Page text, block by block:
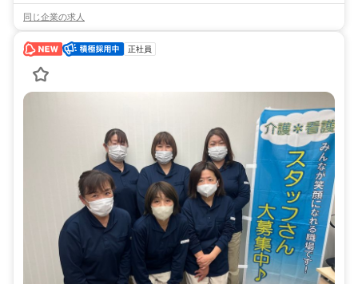
同じ企業の求人
正社員